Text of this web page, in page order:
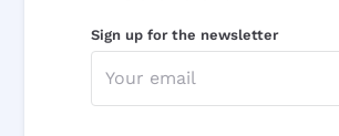
Sign up for the newsletter